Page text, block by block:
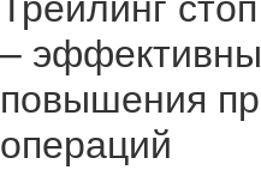
–
повышения
операций